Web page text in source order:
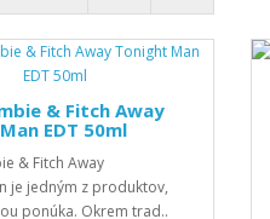
& Fitch Away
EDT 50ml
& Fitch Away
je jedným z produktov,
ponúka. Okrem trad..